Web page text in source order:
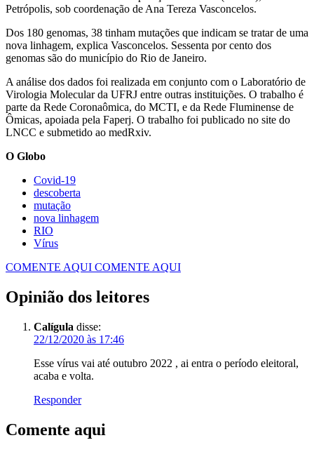
Petrópolis, sob coordenação de Ana Tereza Vasconcelos.
Dos 180 genomas, 38 tinham mutações que indicam se tratar de uma
nova linhagem, explica Vasconcelos. Sessenta por cento dos
genomas são do município do Rio de Janeiro.
A análise dos dados foi realizada em conjunto com o Laboratório de
Virologia Molecular da UFRJ entre outras instituições. O trabalho é
parte da Rede Coronaômica, do MCTI, e da Rede Fluminense de
Ômicas, apoiada pela Faperj. O trabalho foi publicado no site do
LNCC e submetido ao medRxiv.
O Globo
Covid-19
descoberta
mutação
nova linhagem
RIO
Vírus
COMENTE AQUI COMENTE AQUI
Opinião dos leitores
Calígula disse:
22/12/2020 às 17:46
Esse vírus vai até outubro 2022 , ai entra o período eleitoral,
acaba e volta.
Responder
Comente aqui